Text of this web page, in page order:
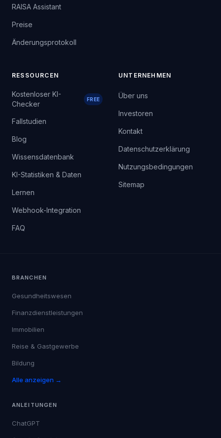
RAISA Assistant
Preise
Änderungsprotokoll
RESSOURCEN
Kostenloser KI-
Checker
FREE
Fallstudien
Blog
Wissensdatenbank
KI-Statistiken & Daten
Lernen
Webhook-Integration
FAQ
UNTERNEHMEN
Über uns
Investoren
Kontakt
Datenschutzerklärung
Nutzungsbedingungen
Sitemap
BRANCHEN
Gesundheitswesen
Finanzdienstleistungen
Immobilien
Reise & Gastgewerbe
Bildung
Alle anzeigen →
ANLEITUNGEN
ChatGPT